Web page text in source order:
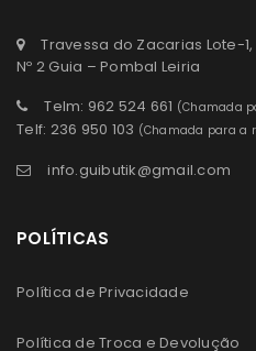
Travessa do Zacarias Lote-1,
Nº 2 Guia – Pombal Leiria
Telm: 962 524 661 (Chamada
Telf: 236 950 103 (Chamada para a
info.guibutik@gmail.com
POLÍTICAS
Política de Privacidade
Política de Troca e Devolução